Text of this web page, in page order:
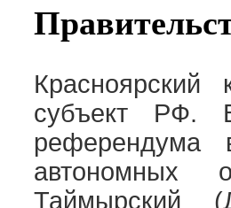
субъект РФ.
автономных
Таймырский